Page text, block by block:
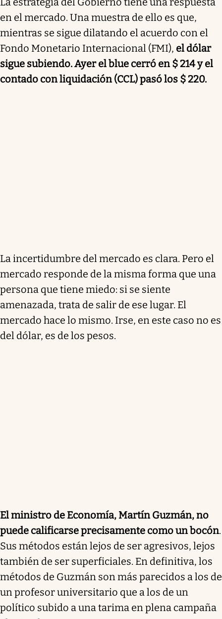
en el mercado. Una muestra de ello es que,
mientras se sigue dilatando el acuerdo con el
Fondo Monetario Internacional (FMI), el dólar
sigue subiendo. Ayer el blue cerró en $ 214 y el
contado con liquidación (CCL) pasó los $ 220.
La incertidumbre del mercado es clara. Pero el
mercado responde de la misma forma que una
persona que tiene miedo: si se siente
amenazada, trata de salir de ese lugar. El
mercado hace lo mismo. Irse, en este caso no es
del dólar, es de los pesos.
El ministro de Economía, Martín Guzmán, no
puede calificarse precisamente como un bocón.
Sus métodos están lejos de ser agresivos, lejos
también de ser superficiales. En definitiva, los
métodos de Guzmán son más parecidos a los de
un profesor universitario que a los de un
político subido a una tarima en plena campaña